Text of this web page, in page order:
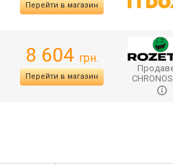
Перейти в магазин
8 604 грн.
Перейти в магазин